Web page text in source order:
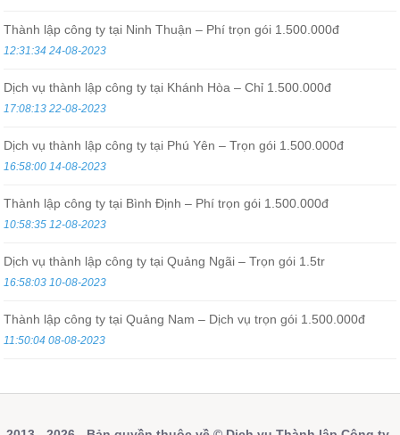
Thành lập công ty tại Ninh Thuận – Phí trọn gói 1.500.000đ
12:31:34 24-08-2023
Dịch vụ thành lập công ty tại Khánh Hòa – Chỉ 1.500.000đ
17:08:13 22-08-2023
Dịch vụ thành lập công ty tại Phú Yên – Trọn gói 1.500.000đ
16:58:00 14-08-2023
Thành lập công ty tại Bình Định – Phí trọn gói 1.500.000đ
10:58:35 12-08-2023
Dịch vụ thành lập công ty tại Quảng Ngãi – Trọn gói 1.5tr
16:58:03 10-08-2023
Thành lập công ty tại Quảng Nam – Dịch vụ trọn gói 1.500.000đ
11:50:04 08-08-2023